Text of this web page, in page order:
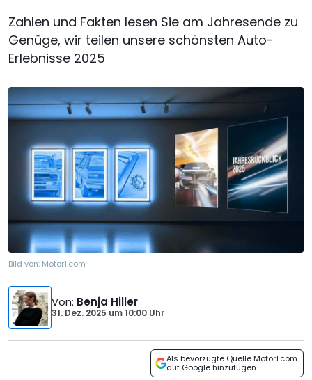
Zahlen und Fakten lesen Sie am Jahresende zu
Genüge, wir teilen unsere schönsten Auto-
Erlebnisse 2025
Bild von: Motor1.com
Von: Benja Hiller
31. Dez. 2025 um10:00 Uhr
Als bevorzugte Quelle Motor1.com
auf Google hinzufügen